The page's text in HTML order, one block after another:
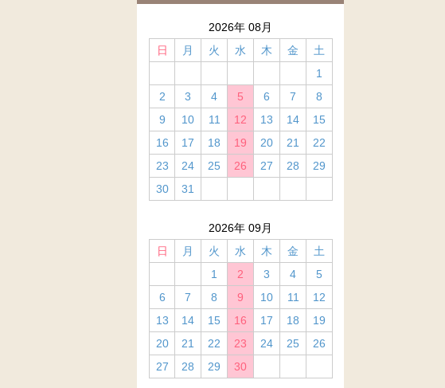
2026年 08月
日
月 火 水 木 金
土
1
2
3 4 5 6 7
8
9
10 11 12 13 14
15
16
17 18 19 20 21
22
23
24 25 26 27 28
29
30
31
2026年 09月
日
月 火 水 木 金
土
1
2 3 4
5
6
7 8 9 10 11
12
13
14 15 16 17 18
19
20
21 22 23 24 25
26
27
28 29 30